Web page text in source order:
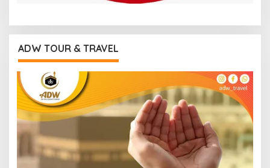
ADW TOUR & TRAVEL